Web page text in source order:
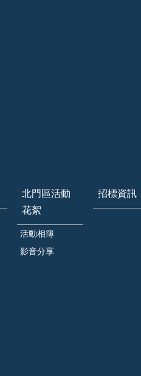
北門區活動
花絮
活動相簿
影音分享
招標資訊